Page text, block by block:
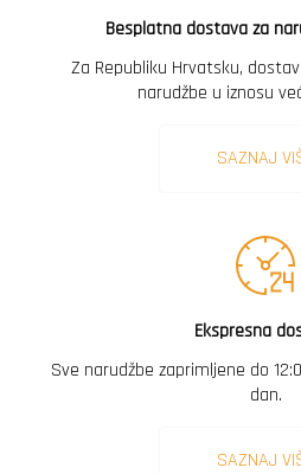
Besplatna dostava za
Za Republiku Hrvatsku,
narudžbe u iznosu
SAZNAJ
Ekspresna
Sve narudžbe zaprimljene do
dan.
SAZNAJ